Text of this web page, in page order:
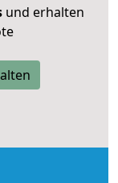
und erhalten